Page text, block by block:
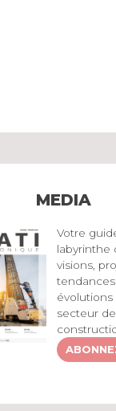
MEDIA
Votre
labyrinthe
visions,
évolutions
secteur